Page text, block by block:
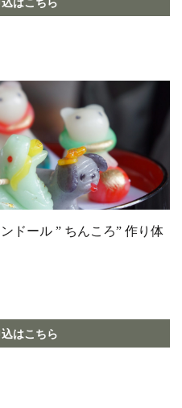
ドール ” ちんころ” 作り体
はこちら